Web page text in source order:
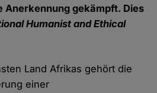
Anerkennung gekämpft. Dies
Humanist and Ethical
Land Afrikas gehört die
einer